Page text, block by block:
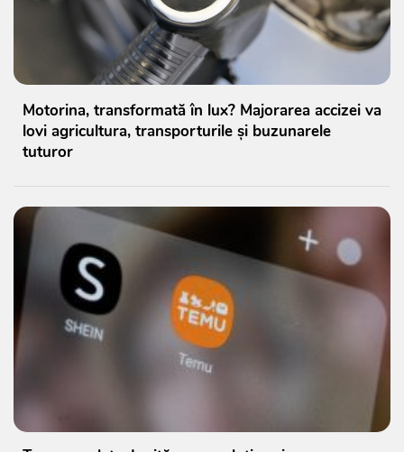
Motorina, transformată în lux? Majorarea accizei va
lovi agricultura, transporturile și buzunarele
tuturor